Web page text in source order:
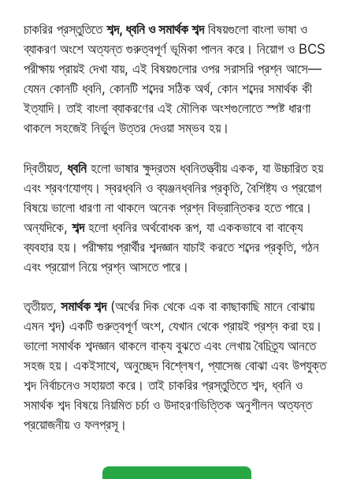
চাকরির প্রস্তুতিতে শব্দ, ধ্বনি ও সমার্থক শব্দবিষয়গুলো বাংলা ভাষা ও
ব্যাকরণ অংশে অত্যন্ত গুরুত্বপূর্ণ ভূমিকা পালন করে। নিয়োগ ও BCS
পরীক্ষায় প্রায়ই দেখা যায়, এই বিষয়গুলোর ওপর সরাসরি প্রশ্ন আসে—
যেমন কোনটি ধ্বনি, কোনটি শব্দের সঠিক অর্থ, কোন শব্দের সমার্থক কী
ইত্যাদি। তাই বাংলা ব্যাকরণের এই মৌলিক অংশগুলোতে স্পষ্ট ধারণা
থাকলে সহজেই নির্ভুল উত্তর দেওয়া সম্ভব হয়।
দ্বিতীয়ত, ধ্বনিহলো ভাষার ক্ষুদ্রতম ধ্বনিতত্ত্বীয় একক, যা উচ্চারিত হয়
এবং শ্রবণযোগ্য। স্বরধ্বনি ও ব্যঞ্জনধ্বনির প্রকৃতি, বৈশিষ্ট্য ও প্রয়োগ
বিষয়ে ভালো ধারণা না থাকলে অনেক প্রশ্ন বিভ্রান্তিকর হতে পারে।
অন্যদিকে, শব্দহলো ধ্বনির অর্থবোধক রূপ, যা এককভাবে বা বাক্যে
ব্যবহার হয়। পরীক্ষায় প্রার্থীর শব্দজ্ঞান যাচাই করতে শব্দের প্রকৃতি, গঠন
এবং প্রয়োগ নিয়ে প্রশ্ন আসতে পারে।
তৃতীয়ত, সমার্থক শব্দ(অর্থের দিক থেকে এক বা কাছাকাছি মানে বোঝায়
এমন শব্দ) একটি গুরুত্বপূর্ণ অংশ, যেখান থেকে প্রায়ই প্রশ্ন করা হয়।
ভালো সমার্থক শব্দজ্ঞান থাকলে বাক্য বুঝতে এবং লেখায় বৈচিত্র্য আনতে
সহজ হয়। একইসাথে, অনুচ্ছেদ বিশ্লেষণ, প্যাসেজ বোঝা এবং উপযুক্ত
শব্দ নির্বাচনেও সহায়তা করে। তাই চাকরির প্রস্তুতিতে শব্দ, ধ্বনি ও
সমার্থক শব্দ বিষয়ে নিয়মিত চর্চা ও উদাহরণভিত্তিক অনুশীলন অত্যন্ত
প্রয়োজনীয় ও ফলপ্রসূ।